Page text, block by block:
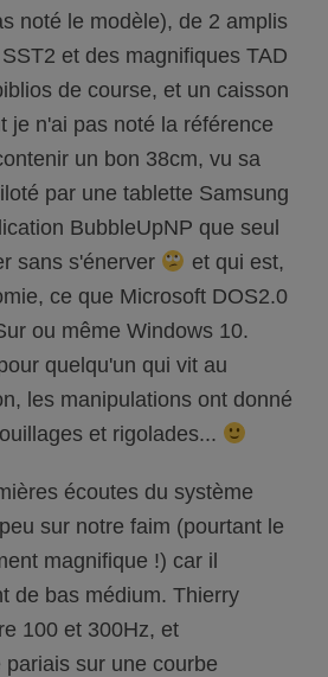
noté le modèle), de 2 amplis
et des magnifiques TAD
de course, et un caisson
je n'ai pas noté la référence
un bon 38cm, vu sa
par une tablette Samsung
BubbleUpNP que seul
sans s'énerver
et qui est,
ce que Microsoft DOS2.0
ou même Windows 10.
quelqu'un qui vit au
les manipulations ont donné
et rigolades...
écoutes du système
sur notre faim (pourtant le
magnifique !) car il
de bas médium. Thierry
100 et 300Hz, et
sur une courbe